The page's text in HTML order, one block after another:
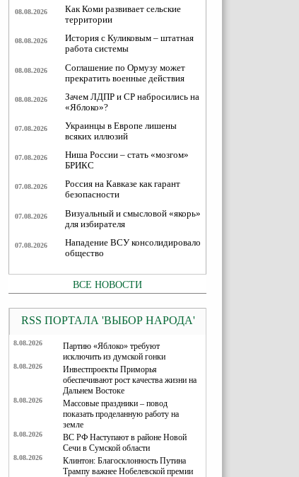
08.08.2026
Как Коми развивает сельские
территории
08.08.2026
История с Куликовым – штатная
работа системы
08.08.2026
Соглашение по Ормузу может
прекратить военные действия
08.08.2026
Зачем ЛДПР и СР набросились на
«Яблоко»?
07.08.2026
Украинцы в Европе лишены
всяких иллюзий
07.08.2026
Ниша России – стать «мозгом»
БРИКС
07.08.2026
Россия на Кавказе как гарант
безопасности
07.08.2026
Визуальный и смысловой «якорь»
для избирателя
07.08.2026
Нападение ВСУ консолидировало
общество
ВСЕ НОВОСТИ
RSS ПОРТАЛА 'ВЫБОР НАРОДА'
8.08.2026
Партию «Яблоко» требуют
исключить из думской гонки
8.08.2026
Инвестпроекты Приморья
обеспечивают рост качества жизни на
Дальнем Востоке
8.08.2026
Массовые праздники – повод
показать проделанную работу на
земле
8.08.2026
ВС РФ Наступают в районе Новой
Сечи в Сумской области
8.08.2026
Клинтон: Благосклонность Путина
Трампу важнее Нобелевской премии